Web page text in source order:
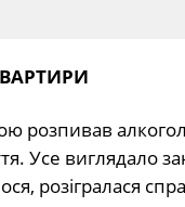
розпивав
Усе виглядало
розігралася